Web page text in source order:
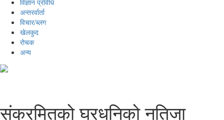
विज्ञान प्रविधि
अन्तरर्वार्ता
विचार/ब्लग
खेलकुद
रोचक
अन्य
संक्रमितको घरधनिको नतिजा